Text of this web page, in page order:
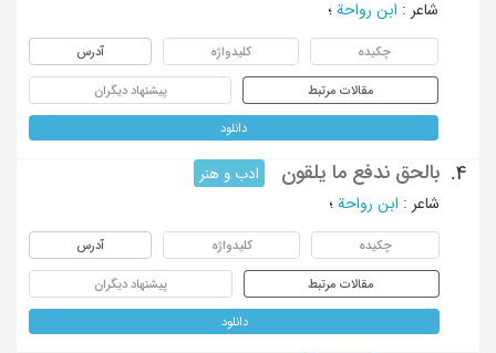
شاعر : ابن رواحة ؛
چکیده کلیدواژه آدرس
مقالات مرتبط پیشنهاد دیگران
دانلود
4. بالحق ندفع ما یلقون
ادب و هنر
شاعر : ابن رواحة ؛
چکیده کلیدواژه آدرس
مقالات مرتبط پیشنهاد دیگران
دانلود